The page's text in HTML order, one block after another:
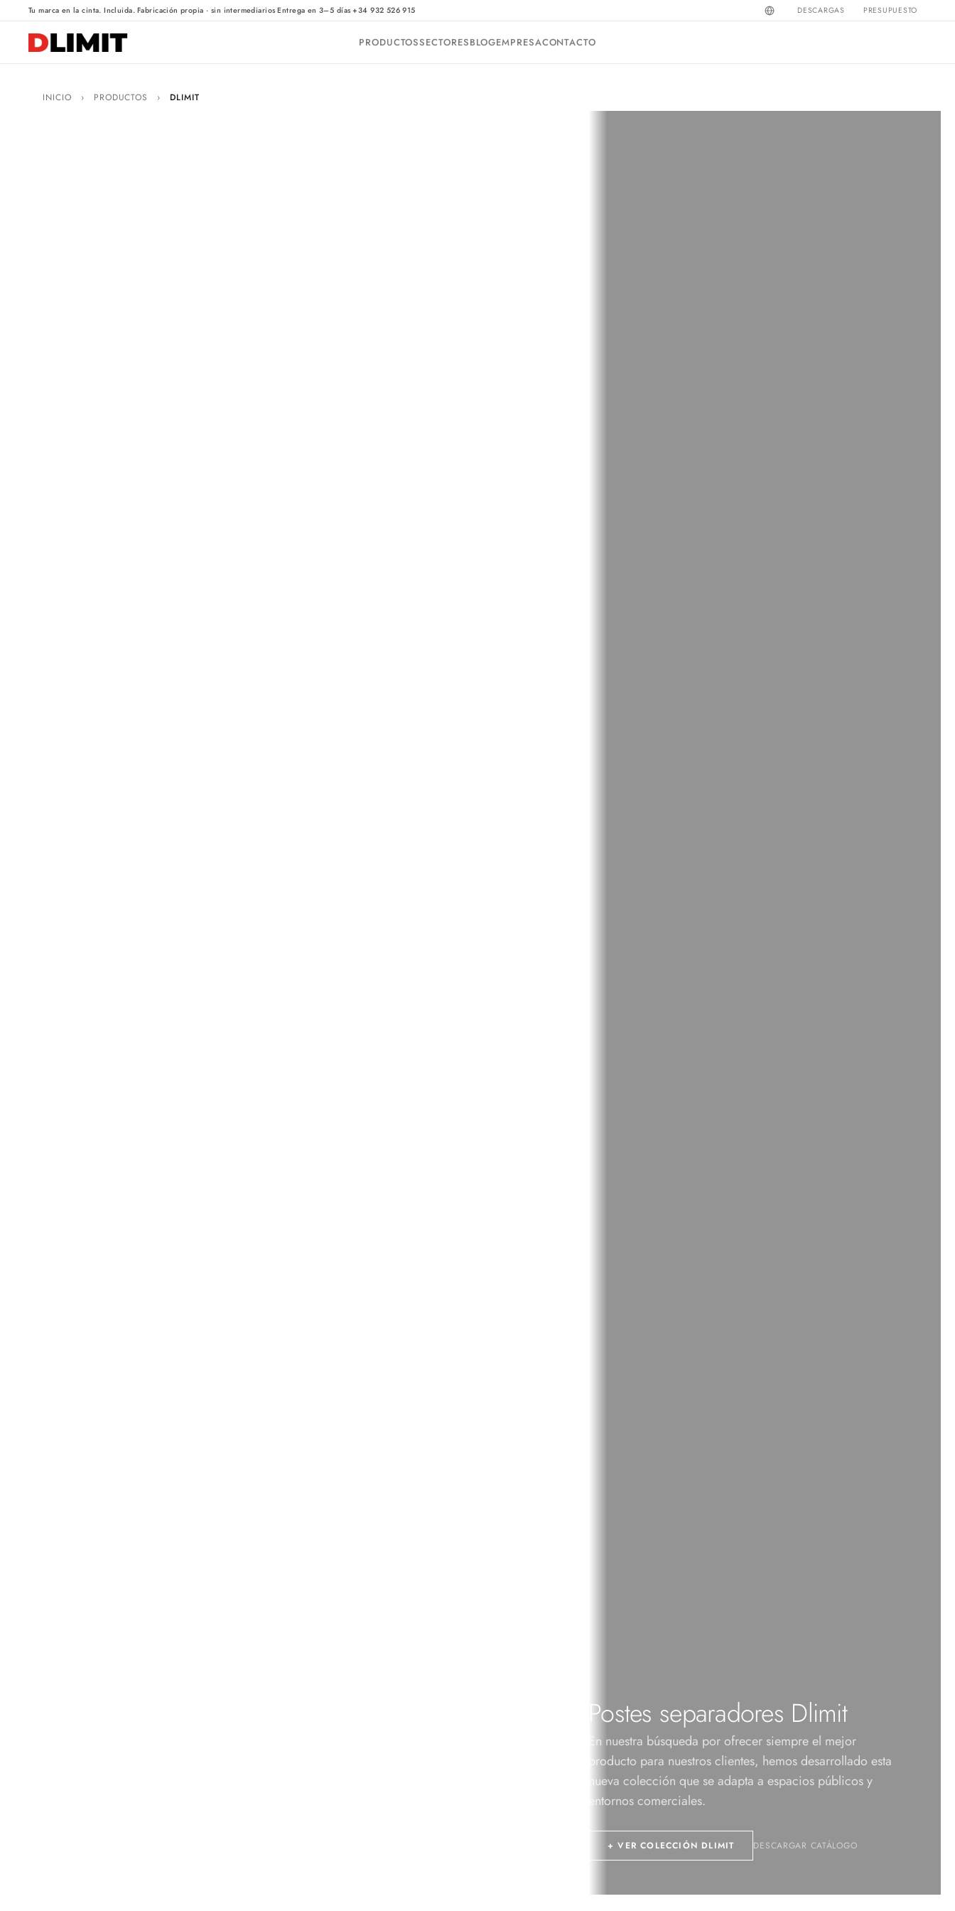
Tu marca en la cinta. Incluida. ·Fabricación propia · sin intermediarios ·Entrega en 3–5 días ·+34 932 526 915 DESCARGAS PRESUPUESTO
PRODUCTOSSECTORESBLOGEMPRESACONTACTO
INICIO › PRODUCTOS › DLIMIT
Postes separadores Dlimit
En nuestra búsqueda por ofrecer siempre el mejor
producto para nuestros clientes, hemos desarrollado esta
nueva colección que se adapta a espacios públicos y
entornos comerciales.
+ VER COLECCIÓN DLIMIT DESCARGAR CATÁLOGO